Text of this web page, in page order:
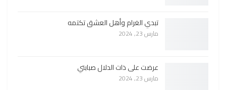
تبدي الغرام وأهل العشق تكتمه
مارس 23, 2024
عرضت على ذات الدلال صبابتي
مارس 23, 2024